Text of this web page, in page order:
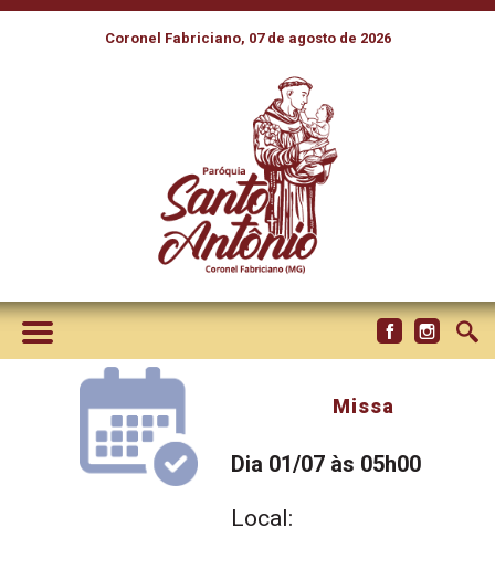
Coronel Fabriciano, 07 de agosto de 2026
Missa
Dia 01/07 às 05h00
Local: